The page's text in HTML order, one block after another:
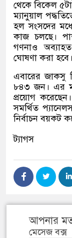
থেকে বিকেল ৫টা
ম্যানুয়াল
হল সংসদের
কাজ চলছে।
গণনাও
ঘোষণা করা হবে।
এবারের জাকসু
৮৪৩ জন। এর
প্রয়োগ
সমর্থিত
নির্বাচন বয়কট
ট্যাগস
আপনার
মেসেজ বক্স